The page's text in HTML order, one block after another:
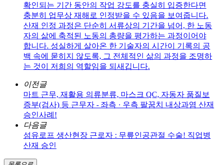
확인되는 기간 동안의 작업 강도를 충실히 입증한다면
충분히 업무상 재해로 인정받을 수 있음을 보여줍니다.
산재 인정 과정은 단순히 서류상의 기간을 넘어, 한 노동
자의 삶에 축적된 노동의 총량을 평가하는 과정이어야
합니다. 성실하게 살아온 한 기술자의 시간이 기록의 공
백 속에 묻히지 않도록, 그 전체적인 삶의 과정을 조명하
는 것이 저희의 역할임을 되새깁니다.
이전글
마트 근무, 재활용 의류분류, 마스크 QC, 자동자 품질보
증부(검사) 등 근무자 - 좌측 · 우측 팔꿈치 내상과염 산재
승인사례!
다음글
섬유로프 생산현장 근로자 : 무릎인공관절 수술! 직업병
산재 승인